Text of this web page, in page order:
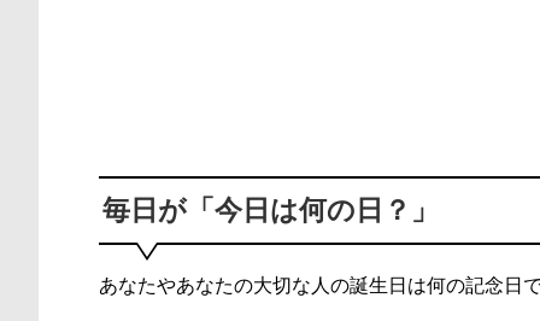
毎日が「今日は何の日？」
あなたやあなたの大切な人の誕生日は何の記念日